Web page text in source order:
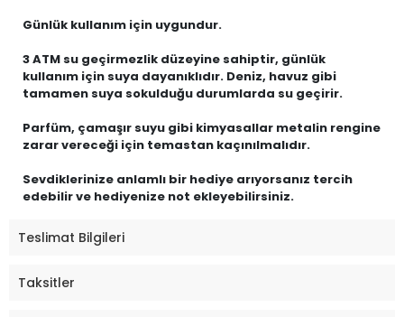
Günlük kullanım için uygundur.
3 ATM su geçirmezlik düzeyine sahiptir, günlük
kullanım için suya dayanıklıdır. Deniz, havuz gibi
tamamen suya sokulduğu durumlarda su geçirir.
Parfüm, çamaşır suyu gibi kimyasallar metalin rengine
zarar vereceği için temastan kaçınılmalıdır.
Sevdiklerinize anlamlı bir hediye arıyorsanız tercih
edebilir ve hediyenize not ekleyebilirsiniz.
Teslimat Bilgileri
Taksitler